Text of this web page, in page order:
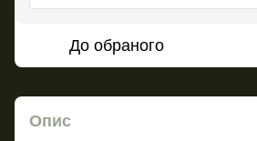
До обраного
Опис